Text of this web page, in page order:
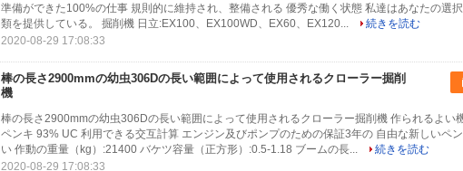
準備ができた100%の仕事 規則的に維持され、整備される 優秀な働く状態 私達はあなたの選
類を提供している。 掘削機 日立:EX100、EX100WD、EX60、EX120...
続きを読む
2020-08-29 17:08:33
棒の長さ2900mmの幼虫306Dの長い範囲によって使用されるクローラー掘削
機
棒の長さ2900mmの幼虫306Dの長い範囲によって使用されるクローラー掘削機 作られるよい
ペンキ 93% UC 利用できる交互計算 エンジン及びポンプのための保証3年の 自由な新しいペ
い 作動の重量（kg）:21400 バケツ容量（正方形）:0.5-1.18 ブームの長...
続きを読む
2020-08-29 17:08:33